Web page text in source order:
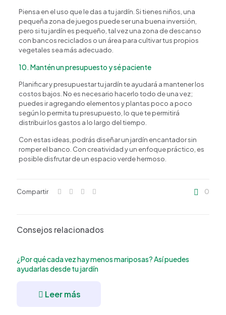
Piensa en el uso que le das a tu jardín. Si tienes niños, una
pequeña zona de juegos puede ser una buena inversión,
pero si tu jardín es pequeño, tal vez una zona de descanso
con bancos reciclados o un área para cultivar tus propios
vegetales sea más adecuado.
10. Mantén un presupuesto y sé paciente
Planificar y presupuestar tu jardín te ayudará a mantener los
costos bajos. No es necesario hacerlo todo de una vez;
puedes ir agregando elementos y plantas poco a poco
según lo permita tu presupuesto, lo que te permitirá
distribuir los gastos a lo largo del tiempo.
Con estas ideas, podrás diseñar un jardín encantador sin
romper el banco. Con creatividad y un enfoque práctico, es
posible disfrutar de un espacio verde hermoso.
Compartir 0
Consejos relacionados
¿Por qué cada vez hay menos mariposas? Así puedes
ayudarlas desde tu jardín
Leer más